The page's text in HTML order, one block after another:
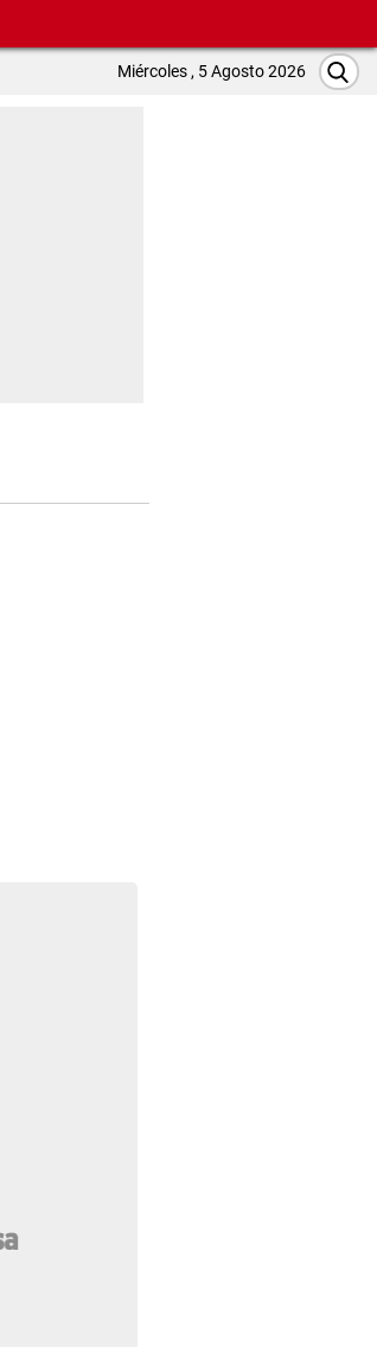
Miércoles , 5 Agosto 2026